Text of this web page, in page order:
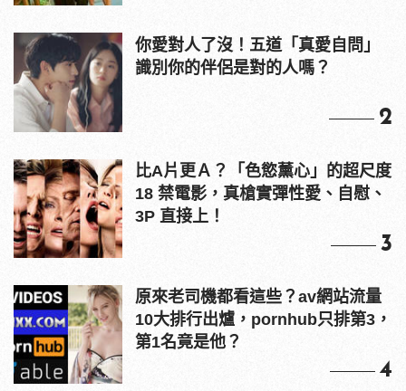
你愛對人了沒！五道「真愛自問」
識別你的伴侶是對的人嗎？
2
比A片更Ａ？「色慾薰心」的超尺度
18 禁電影，真槍實彈性愛、自慰、
3P 直接上！
3
原來老司機都看這些？av網站流量
10大排行出爐，pornhub只排第3，
第1名竟是他？
4